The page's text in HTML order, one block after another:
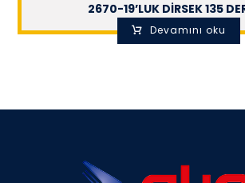
2670-19’LUK DİRSEK 135
Devamını oku